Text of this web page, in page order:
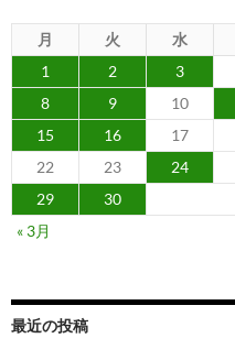
月 火 水
1
2 3
8
9 10
15
16 17
22
23 24
29
30
« 3月
最近の投稿